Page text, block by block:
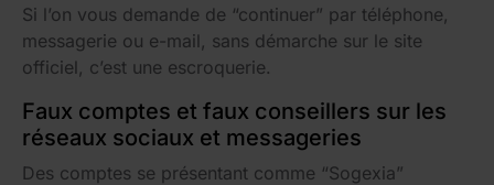
Si l’on vous demande de “continuer” par téléphone,
messagerie ou e-mail, sans démarche sur le site
officiel, c’est une escroquerie.
Faux comptes et faux conseillers sur les
réseaux sociaux et messageries
Des comptes se présentant comme “Sogexia”